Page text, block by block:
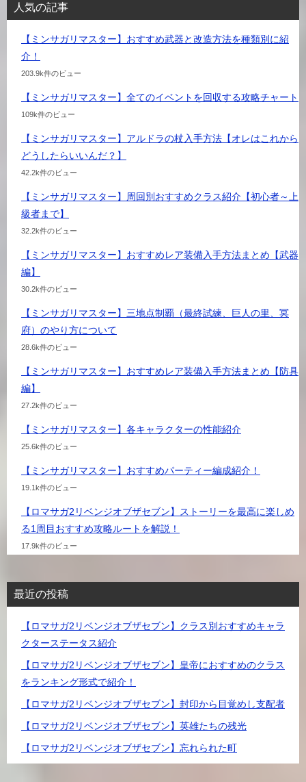
人気の記事
【ミンサガリマスター】おすすめ武器と改造方法を種類別に紹
介！
203.9k件のビュー
【ミンサガリマスター】全てのイベントを回収する攻略チャート
109k件のビュー
【ミンサガリマスター】アルドラの杖入手方法【オレはこれから
どうしたらいいんだ？】
42.2k件のビュー
【ミンサガリマスター】周回別おすすめクラス紹介【初心者～上
級者まで】
32.2k件のビュー
【ミンサガリマスター】おすすめレア装備入手方法まとめ【武器
編】
30.2k件のビュー
【ミンサガリマスター】三地点制覇（最終試練、巨人の里、冥
府）のやり方について
28.6k件のビュー
【ミンサガリマスター】おすすめレア装備入手方法まとめ【防具
編】
27.2k件のビュー
【ミンサガリマスター】各キャラクターの性能紹介
25.6k件のビュー
【ミンサガリマスター】おすすめパーティー編成紹介！
19.1k件のビュー
【ロマサガ2リベンジオブザセブン】ストーリーを最高に楽しめ
る1周目おすすめ攻略ルートを解説！
17.9k件のビュー
最近の投稿
【ロマサガ2リベンジオブザセブン】クラス別おすすめキャラ
クターステータス紹介
【ロマサガ2リベンジオブザセブン】皇帝におすすめのクラス
をランキング形式で紹介！
【ロマサガ2リベンジオブザセブン】封印から目覚めし支配者
【ロマサガ2リベンジオブザセブン】英雄たちの残光
【ロマサガ2リベンジオブザセブン】忘れられた町